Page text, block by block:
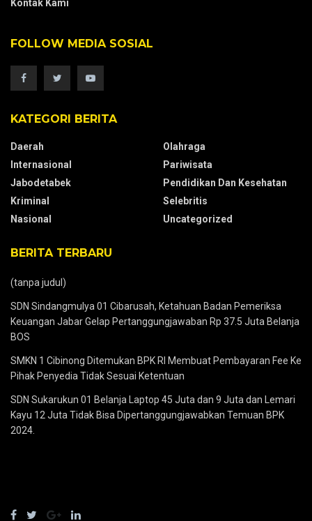
Kontak Kami
FOLLOW MEDIA SOSIAL
KATEGORI BERITA
Daerah
Internasional
Jabodetabek
Kriminal
Nasional
Olahraga
Pariwisata
Pendidikan Dan Kesehatan
Selebritis
Uncategorized
BERITA TERBARU
(tanpa judul)
SDN Sindangmulya 01 Cibarusah, Ketahuan Badan Pemeriksa
Keuangan Jabar Gelap Pertanggungjawaban Rp 37.5 Juta Belanja
BOS
SMKN 1 Cibinong Ditemukan BPK RI Membuat Pembayaran Fee Ke
Pihak Penyedia Tidak Sesuai Ketentuan
SDN Sukarukun 01 Belanja Laptop 45 Juta dan 9 Juta dan Lemari
Kayu 12 Juta Tidak Bisa Dipertanggungjawabkan Temuan BPK
2024.